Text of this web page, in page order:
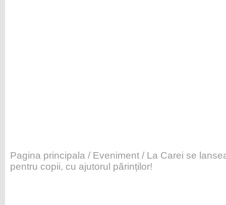
Pagina principala / Eveniment / La Carei se
pentru copii, cu ajutorul părinților!